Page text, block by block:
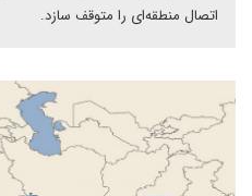
اتصال منطقه‌ای را متوقف سازد.